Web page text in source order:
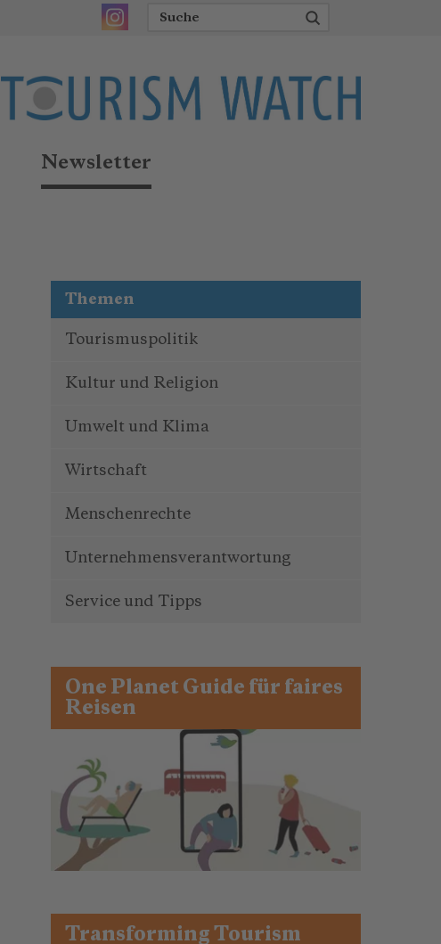
Newsletter
Themen
Tourismuspolitik
Kultur und Religion
Umwelt und Klima
Wirtschaft
Menschenrechte
Unternehmensverantwortung
Service und Tipps
One Planet Guide für faires
Reisen
Transforming Tourism